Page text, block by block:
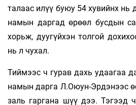
талаас илүү буюу 54 хувийнх нь
намын даргад өрөөл бусдын
хорьж, дуугүйхэн толгой
нь л чухал.
Тиймээс ч гурав дахь удаагаа
намын дарга Л.Оюун-Эрдэнээс
заль гаргана шүү дээ. Тэгээд